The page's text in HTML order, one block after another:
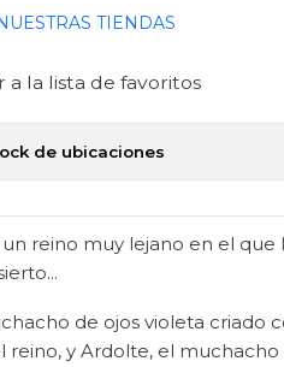
TIENDAS
Agregar al Carro
a la lista de favoritos
de ubicaciones
un reino muy lejano en el
de ojos violeta criado
reino, y Ardolte, el